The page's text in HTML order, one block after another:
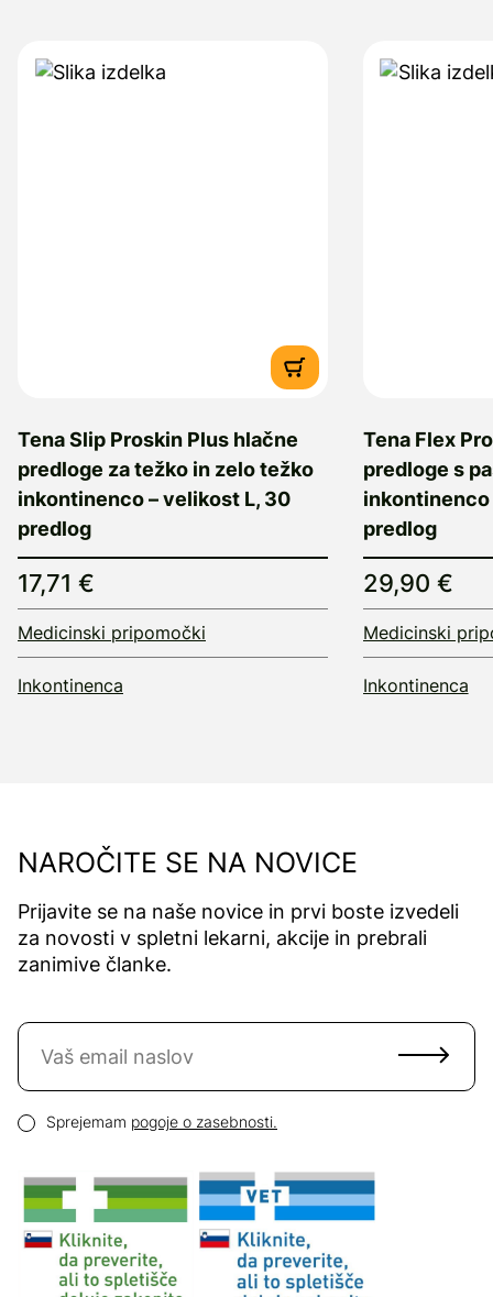
Tena Slip Proskin Plus hlačne
predloge za težko in zelo težko
inkontinenco – velikost L, 30
predlog
17,71 €
Medicinski pripomočki
Inkontinenca
Tena Flex
predloge s
inkontinenco
predlog
29,90 €
Medicinski
Inkontinenca
NAROČITE SE NA NOVICE
Prijavite se na naše novice in prvi boste izvedeli
za novosti v spletni lekarni, akcije in prebrali
zanimive članke.
Naročite se na novice
Pogoji zasebnosti
Sprejemam pogoje o zasebnosti.